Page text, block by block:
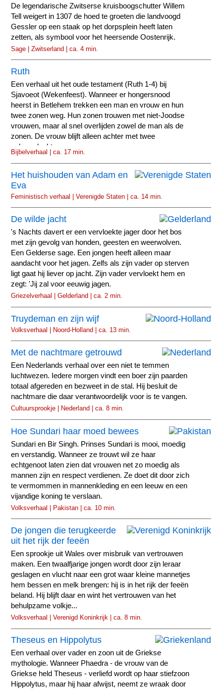
De legendarische Zwitserse kruisboogschutter Willem
Tell weigert in 1307 de hoed te groeten die landvoogd
Gessler op een staak op het dorpsplein heeft laten
zetten, als symbool voor het heersende Oostenrijk.
Sage | Zwitserland | ca. 4 min.
Ruth
Een verhaal uit het oude testament (Ruth 1-4) bij
Sjavoeot (Wekenfeest). Wanneer er hongersnood
heerst in Betlehem trekken een man en vrouw en hun
twee zonen weg. Hun zonen trouwen met niet-Joodse
vrouwen, maar al snel overlijden zowel de man als de
zonen. De vrouw blijft alleen achter met twee
schoondochters.
Bijbelverhaal | ca. 17 min.
Het huishouden van Adam en
Eva
Feministisch verhaal | Verenigde Staten | ca. 14 min.
De wilde jacht
's Nachts davert er een vervloekte jager door het bos
met zijn gevolg van honden, geesten en weerwolven.
Een Gelderse sage. Een jongen heeft alleen maar
aandacht voor het jagen. Zelfs als zijn vader op sterven
ligt gaat hij liever op jacht. Zijn vader vervloekt hem en
zegt: 'Jij zal voor eeuwig jagen.
Griezelverhaal | Gelderland | ca. 2 min.
Truydeman en zijn wijf
Volksverhaal | Noord-Holland | ca. 13 min.
Met de nachtmare getrouwd
Een Nederlands verhaal over een niet te temmen
luchtwezen. Iedere morgen vindt een boer zijn paarden
totaal afgereden en bezweet in de stal. Hij besluit de
nachtmare die daar verantwoordelijk voor is te vangen.
Cultuursprookje | Nederland | ca. 8 min.
Hoe Sundari haar moed bewees
Sundari en Bir Singh. Prinses Sundari is mooi, moedig
en verstandig. Wanneer ze trouwt wil ze haar
echtgenoot laten zien dat vrouwen net zo moedig als
mannen zijn en respect verdienen. Ze doet dit door zich
te vermommen in mannenkleding en een leeuw en een
vijandige koning te verslaan.
Volksverhaal | Pakistan | ca. 10 min.
De jongen die terugkeerde
uit het rijk der feeën
Een sprookje uit Wales over misbruik van vertrouwen
maken. Een twaalfjarige jongen wordt door zijn leraar
geslagen en vlucht naar een grot waar kleine mannetjes
hem bessen en melk brengen: hij is in het rijk der feeën
beland. Hij blijft daar en wint het vertrouwen van het
behulpzame volkje...
Volksverhaal | Verenigd Koninkrijk | ca. 8 min.
Theseus en Hippolytus
Een verhaal over vader en zoon uit de Griekse
mythologie. Wanneer Phaedra - de vrouw van de
Griekse held Theseus - verliefd wordt op haar stiefzoon
Hippolytus, maar hij haar afwijst, neemt ze wraak door